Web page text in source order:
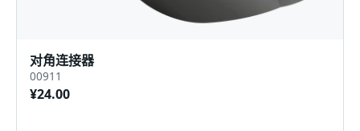
对角连接器
00911
¥24.00